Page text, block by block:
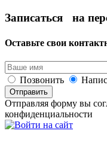
Записаться на
Оставьте свои
Позвонить
Отправить
Отправляя форму вы
конфиденциальности